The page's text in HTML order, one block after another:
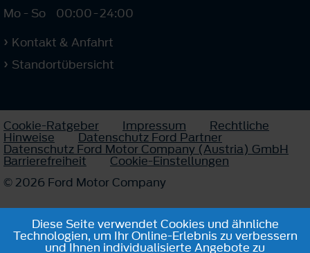
Mo - So
00:00-24:00
Kontakt & Anfahrt
Standortübersicht
Cookie-Ratgeber Impressum Rechtliche
Hinweise Datenschutz Ford Partner
Datenschutz Ford Motor Company (Austria) GmbH
Barrierefreiheit
Cookie-Einstellungen
© 2026 Ford Motor Company
Diese Seite verwendet Cookies und ähnliche
Technologien, um Ihr Online-Erlebnis zu verbessern
und Ihnen individualisierte Angebote zu